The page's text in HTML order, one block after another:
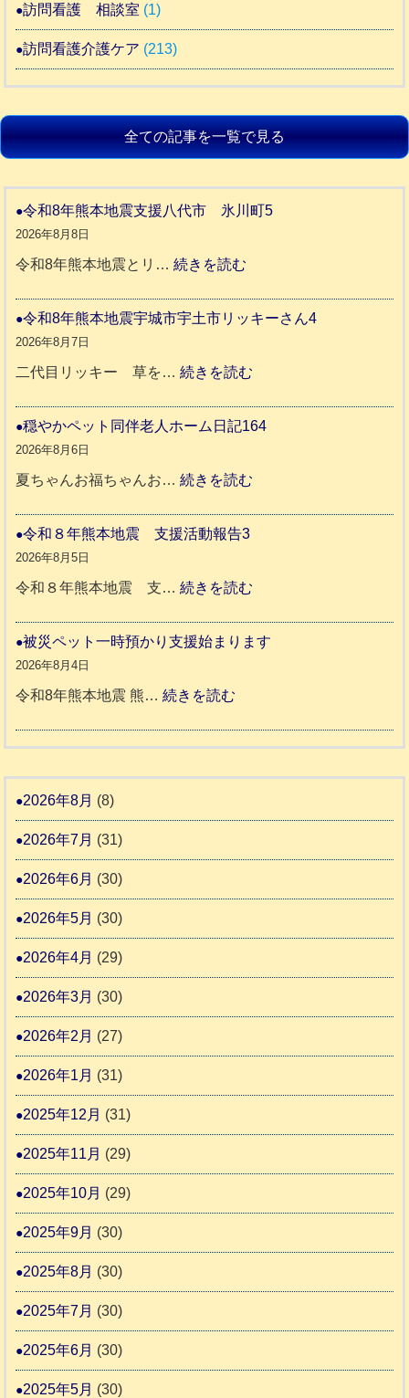
訪問看護 相談室 (1)
訪問看護介護ケア (213)
全ての記事を一覧で見る
令和8年熊本地震支援八代市 氷川町5
2026年8月8日
令和8年熊本地震とリ…続きを読む
和
年
本
援
市
氷
令和8年熊本地震宇城市宇土市リッキーさん4
2026年8月7日
二代目リッキー 草を…続きを読む
和
城
市
市
ッ
さ
穏やかペット同伴老人ホーム日記164
2026年8月6日
夏ちゃんお福ちゃんお…続きを読む
ト
人
記
4
令和８年熊本地震 支援活動報告3
2026年8月5日
令和８年熊本地震 支…続きを読む
和
被災ペット一時預かり支援始まります
2026年8月4日
令和8年熊本地震 熊…続きを読む
災
ト
預
支
ま
2026年8月 (8)
2026年7月 (31)
2026年6月 (30)
2026年5月 (30)
2026年4月 (29)
2026年3月 (30)
2026年2月 (27)
2026年1月 (31)
2025年12月 (31)
2025年11月 (29)
2025年10月 (29)
2025年9月 (30)
2025年8月 (30)
2025年7月 (30)
2025年6月 (30)
2025年5月 (30)